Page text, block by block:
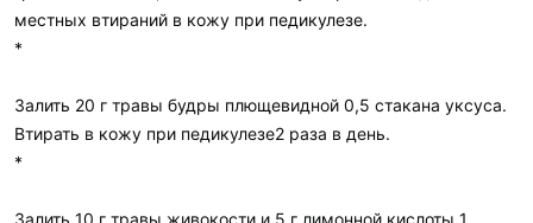
местных втираний в кожу при педикулезе.
*
Залить 20 г травы будры плющевидной 0,5 стакана уксуса.
Втирать в кожу при педикулезе2 раза в день.
*
Залить 10 г травы живокости и 5 г лимонной кислоты 1